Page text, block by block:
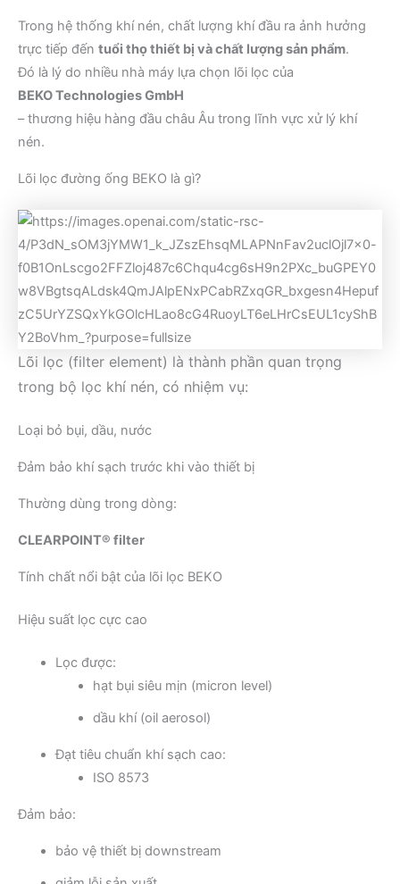
Trong hệ thống khí nén, chất lượng khí đầu ra ảnh hưởng
trực tiếp đến tuổi thọ thiết bị và chất lượng sản phẩm.
Đó là lý do nhiều nhà máy lựa chọn lõi lọc của
BEKO Technologies GmbH
– thương hiệu hàng đầu châu Âu trong lĩnh vực xử lý khí
nén.
Lõi lọc đường ống BEKO là gì?
Lõi lọc (filter element) là thành phần quan trọng
trong bộ lọc khí nén, có nhiệm vụ:
Loại bỏ bụi, dầu, nước
Đảm bảo khí sạch trước khi vào thiết bị
Thường dùng trong dòng:
CLEARPOINT® filter
Tính chất nổi bật của lõi lọc BEKO
Hiệu suất lọc cực cao
Lọc được:
hạt bụi siêu mịn (micron level)
dầu khí (oil aerosol)
Đạt tiêu chuẩn khí sạch cao:
ISO 8573
Đảm bảo:
bảo vệ thiết bị downstream